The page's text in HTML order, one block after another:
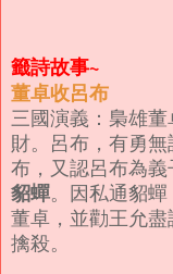
籤詩故事~
董卓收呂布
三國演義：梟雄
財。呂布，有勇
布，又認呂布為
貂蟬。因私通貂
董卓，並勸王允
擒殺。